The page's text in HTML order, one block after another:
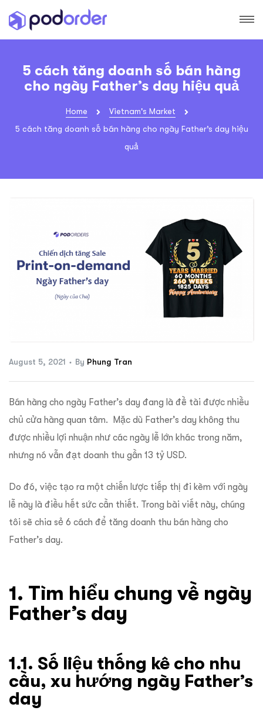
5 cách tăng doanh số bán hàng
cho ngày Father’s day hiệu quả
Home
Vietnam's Market
5 cách tăng doanh số bán hàng cho ngày Father’s day hiệu
quả
August 5, 2021 By Phung Tran
Bán hàng cho ngày Father’s day đang là đề tài được nhiều
chủ cửa hàng quan tâm. Mặc dù Father’s day không thu
được nhiều lợi nhuận như các ngày lễ lớn khác trong năm,
nhưng nó vẫn đạt doanh thu gần 13 tỷ USD.
Do đó, việc tạo ra một chiến lược tiếp thị đi kèm với ngày
lễ này là điều hết sức cần thiết. Trong bài viết này, chúng
tôi sẽ chia sẻ 6 cách để tăng doanh thu bán hàng cho
Father’s day.
1. Tìm hiểu chung về ngày
Father’s day
1.1. Số liệu thống kê cho nhu
cầu, xu hướng ngày Father’s
day